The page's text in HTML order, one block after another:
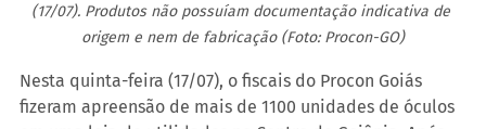
(17/07). Produtos não possuíam documentação indicativa de
origem e nem de fabricação (Foto: Procon-GO)
Nesta quinta-feira (17/07), o fiscais do Procon Goiás
fizeram apreensão de mais de 1100 unidades de óculos